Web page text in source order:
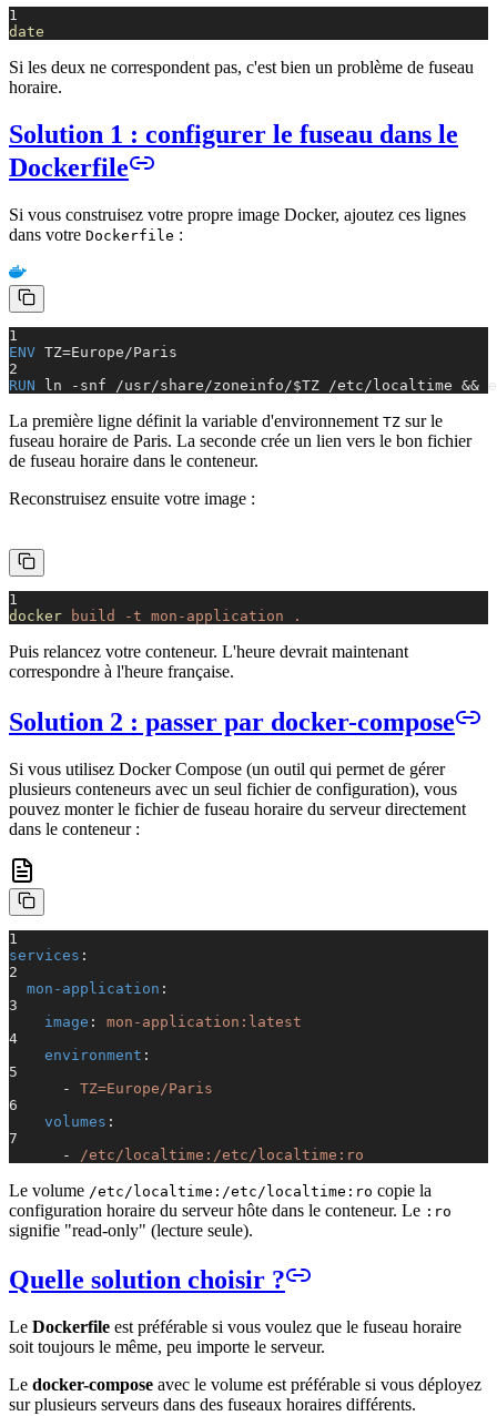
1
date
Si les deux ne correspondent pas, c'est bien un problème de fuseau
horaire.
Solution 1 : configurer le fuseau dans le
Dockerfile
Si vous construisez votre propre image Docker, ajoutez ces lignes
dans votre Dockerfile :
1
ENV TZ=Europe/Paris
2
RUN
ln -snf /usr/share/zoneinfo/$TZ /etc/localtime &&
La première ligne définit la variable d'environnement TZ sur le
fuseau horaire de Paris. La seconde crée un lien vers le bon fichier
de fuseau horaire dans le conteneur.
Reconstruisez ensuite votre image :
1
docker
build -t mon-application .
Puis relancez votre conteneur. L'heure devrait maintenant
correspondre à l'heure française.
Solution 2 : passer par docker-compose
Si vous utilisez Docker Compose (un outil qui permet de gérer
plusieurs conteneurs avec un seul fichier de configuration), vous
pouvez monter le fichier de fuseau horaire du serveur directement
dans le conteneur :
1
services :
2
mon-application :
3
image :
mon-application:latest
4
environment :
5
-
TZ=Europe/Paris
6
volumes :
7
-
/etc/localtime:/etc/localtime:ro
Le volume /etc/localtime:/etc/localtime:ro copie la
configuration horaire du serveur hôte dans le conteneur. Le :ro
signifie "read-only" (lecture seule).
Quelle solution choisir ?
Le Dockerfile est préférable si vous voulez que le fuseau horaire
soit toujours le même, peu importe le serveur.
Le docker-compose avec le volume est préférable si vous déployez
sur plusieurs serveurs dans des fuseaux horaires différents.